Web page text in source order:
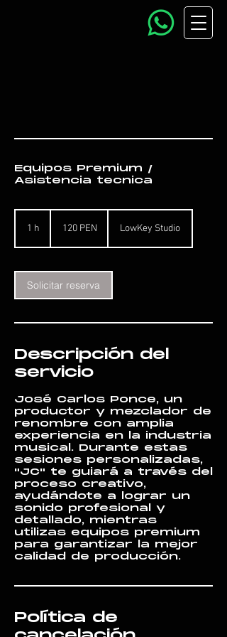
Equipos Premium /
Asistencia tecnica
1 h
peruanos
120 PEN LowKey Studio
Solicitar reserva
Descripción del
servicio
José Carlos Ponce, un
productor y mezclador de
renombre con amplia
experiencia en la industria
musical. Durante estas
sesiones personalizadas,
"JC" te guiará a través del
proceso creativo,
ayudándote a lograr un
sonido profesional y
detallado, mientras
utilizas equipos premium
para garantizar la mejor
calidad de producción.
Política de